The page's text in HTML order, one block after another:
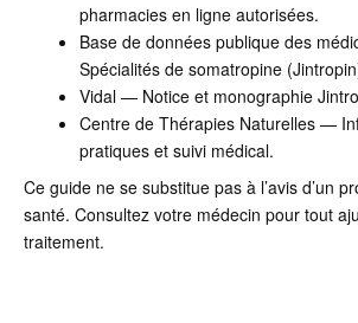
pharmacies en ligne autorisées.
Base de données publique des
Spécialités de somatropine
Vidal — Notice et monographie
Centre de Thérapies Naturelles —
pratiques et suivi médical.
Ce guide ne se substitue pas à l’avis d’un
santé. Consultez votre médecin pour tout
traitement.